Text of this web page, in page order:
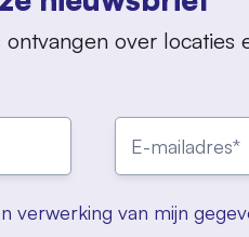
over locaties
verwerking van mijn